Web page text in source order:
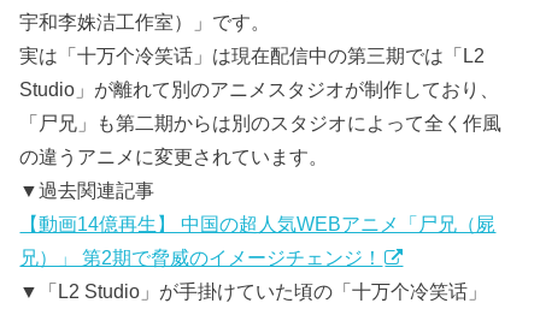
宇和李姝洁工作室）」です。
実は「十万个冷笑话」は現在配信中の第三期では「L2
Studio」が離れて別のアニメスタジオが制作しており、
「尸兄」も第二期からは別のスタジオによって全く作風
の違うアニメに変更されています。
▼過去関連記事
【動画14億再生】 中国の超人気WEBアニメ「尸兄（屍
兄）」 第2期で脅威のイメージチェンジ！
▼「L2 Studio」が手掛けていた頃の「十万个冷笑话」